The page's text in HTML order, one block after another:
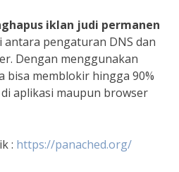
iklan judi permanen
pengaturan DNS dan
Dengan menggunakan
bisa memblokir hingga 90%
aplikasi maupun browser
: https://panached.org/